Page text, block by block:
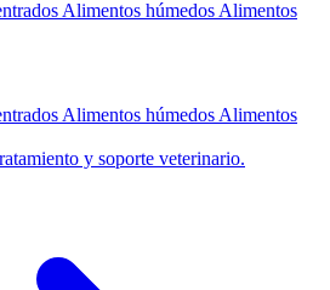
Alimentos húmedos Alimentos
Alimentos húmedos Alimentos
y soporte veterinario.